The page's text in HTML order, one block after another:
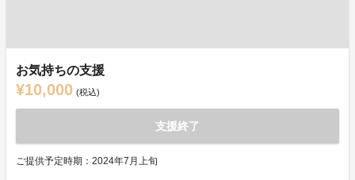
お気持ちの支援
¥10,000 (税込)
支援終了
ご提供予定時期：2024年7月上旬